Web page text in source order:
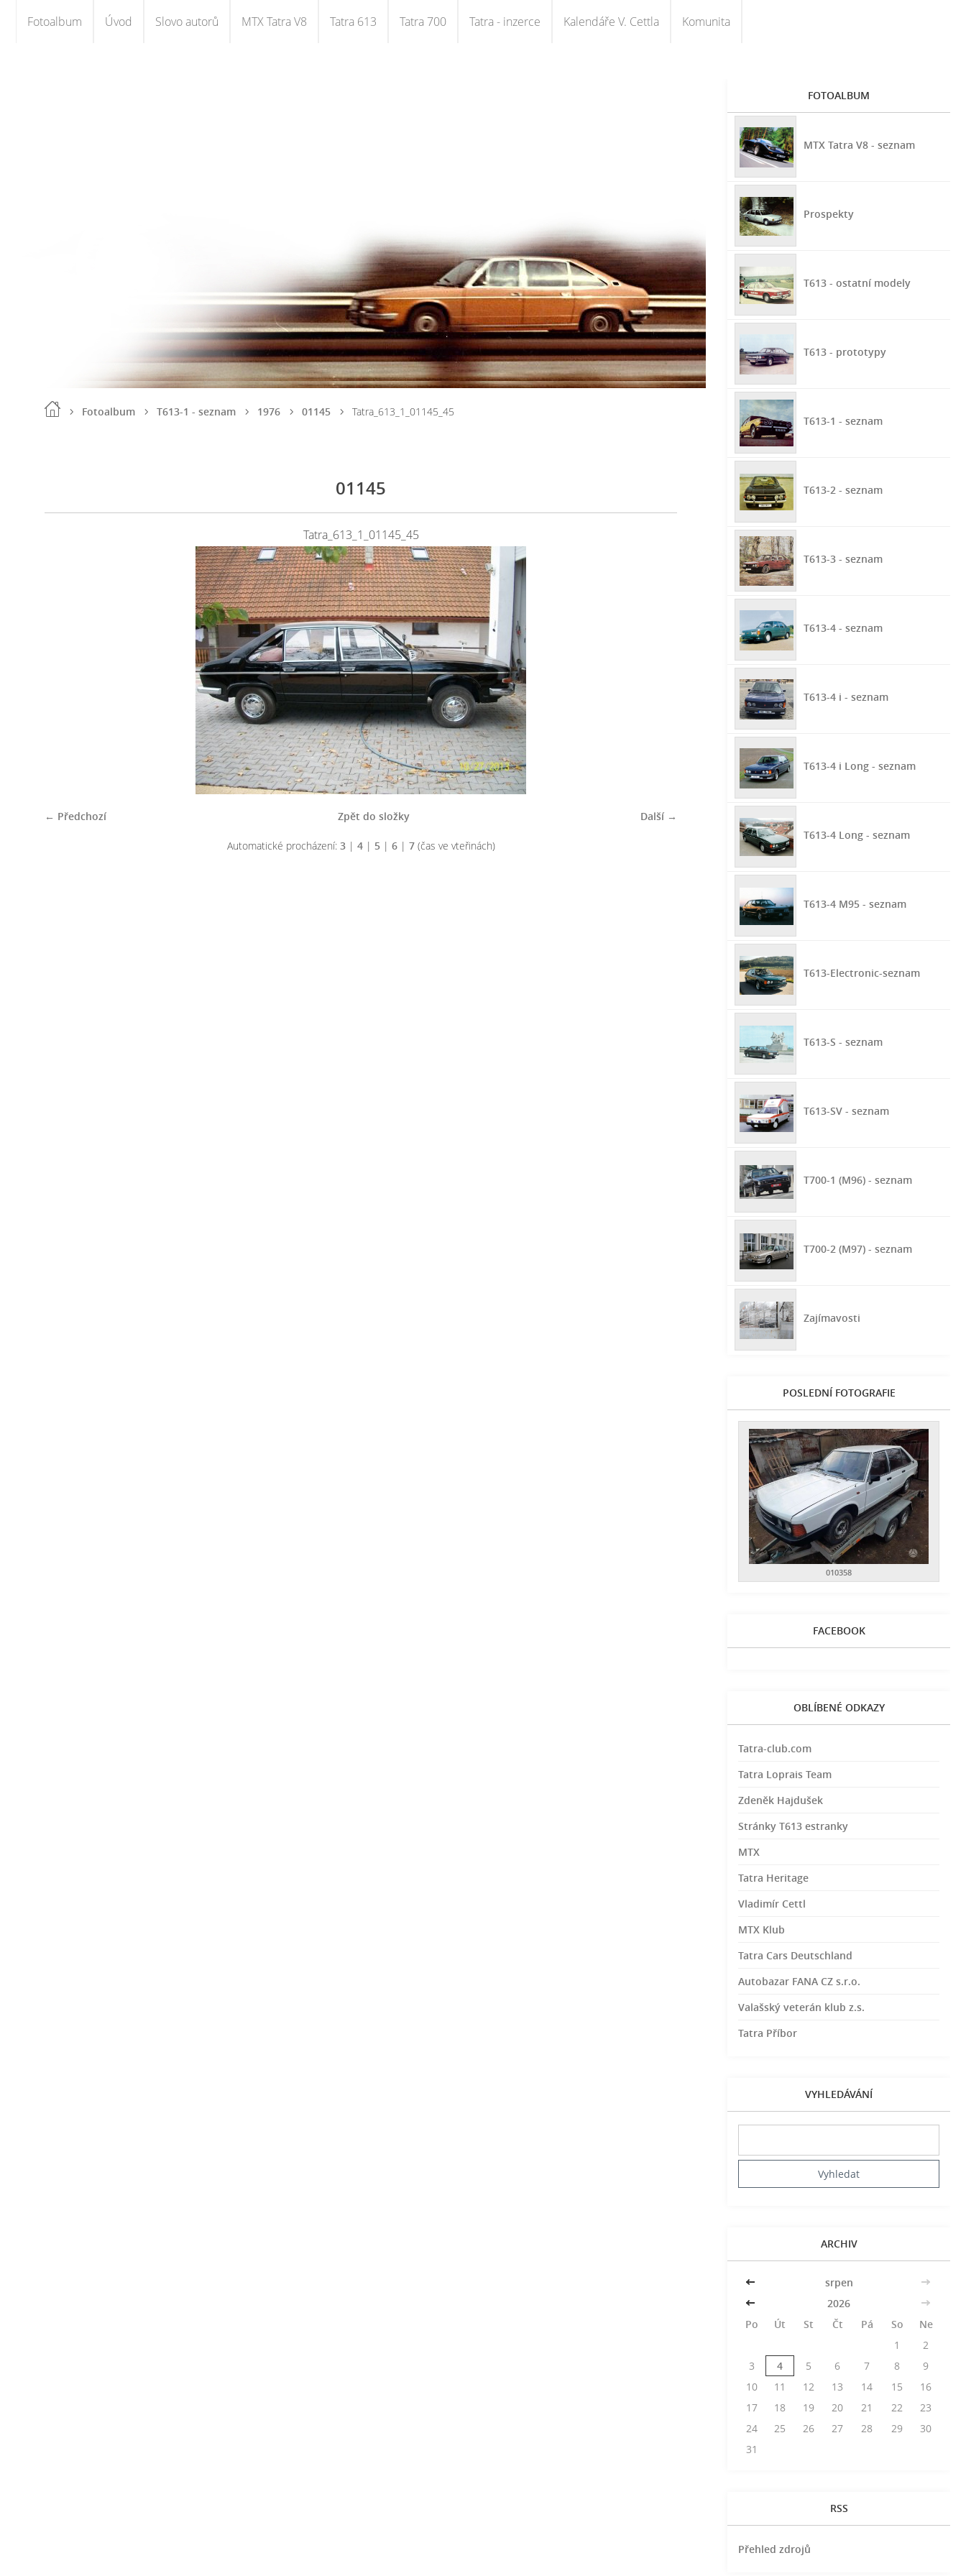
Fotoalbum Úvod Slovo autorů MTX Tatra V8 Tatra 613 Tatra 700 Tatra - inzerce Kalendáře V. Cettla Komunita
Fotoalbum T613-1 - seznam 1976 01145 Tatra_613_1_01145_45
01145
Tatra_613_1_01145_45
← Předchozí Další →
Zpět do složky
Automatické procházení: 3| 4| 5| 6| 7(čas ve vteřinách)
FOTOALBUM
MTX Tatra V8 - seznam
Prospekty
T613 - ostatní modely
T613 - prototypy
T613-1 - seznam
T613-2 - seznam
T613-3 - seznam
T613-4 - seznam
T613-4 i - seznam
T613-4 i Long - seznam
T613-4 Long - seznam
T613-4 M95 - seznam
T613-Electronic-seznam
T613-S - seznam
T613-SV - seznam
T700-1 (M96) - seznam
T700-2 (M97) - seznam
Zajímavosti
POSLEDNÍ FOTOGRAFIE
010358
FACEBOOK
OBLÍBENÉ ODKAZY
Tatra-club.com
Tatra Loprais Team
Zdeněk Hajdušek
Stránky T613 estranky
MTX
Tatra Heritage
Vladimír Cettl
MTX Klub
Tatra Cars Deutschland
Autobazar FANA CZ s.r.o.
Valašský veterán klub z.s.
Tatra Příbor
VYHLEDÁVÁNÍ
ARCHIV
<< srpen
>>
<<
2026
>>
Po
Út St Čt Pá So
Ne
1
2
3
4 5 6 7 8
9
10
11 12 13 14 15
16
17
18 19 20 21 22
23
24
25 26 27 28 29
30
31
RSS
Přehled zdrojů